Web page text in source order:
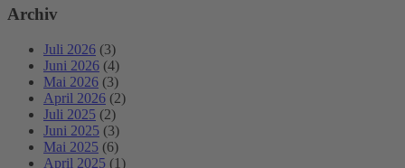
Archiv
Juli 2026 (3)
Juni 2026 (4)
Mai 2026 (3)
April 2026 (2)
Juli 2025 (2)
Juni 2025 (3)
Mai 2025 (6)
April 2025 (1)